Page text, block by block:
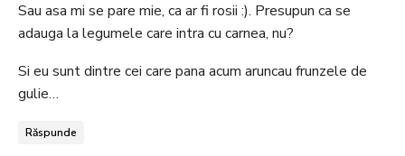
Sau asa mi se pare mie, ca ar fi rosii :). Presupun ca se
adauga la legumele care intra cu carnea, nu?
Si eu sunt dintre cei care pana acum aruncau frunzele de
gulie…
Răspunde